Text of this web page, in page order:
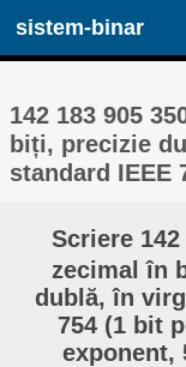
sistem-binar
142 183 905
biți, precizie
standard IEEE
Scriere 142
zecimal în
dublă, în
754 (1 bit
exponent,